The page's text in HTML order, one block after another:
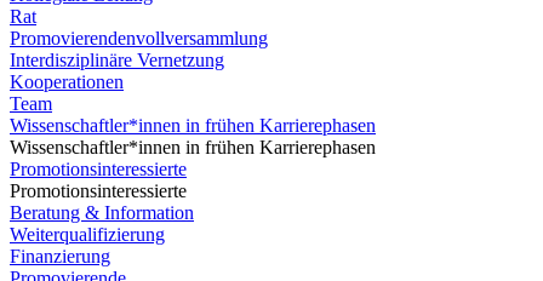
Rat
Promovierendenvollversammlung
Interdisziplinäre Vernetzung
Kooperationen
Team
Wissenschaftler*innen in frühen Karrierephasen
Wissenschaftler*innen in frühen Karrierephasen
Promotionsinteressierte
Promotionsinteressierte
Beratung & Information
Weiterqualifizierung
Finanzierung